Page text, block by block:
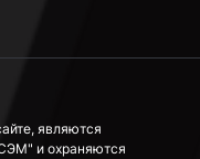
являются
и охраняются